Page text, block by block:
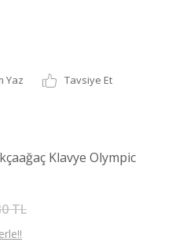
Yaz
Tavsiye Et
Klavye Olympic
TL